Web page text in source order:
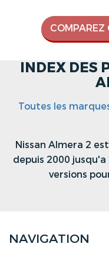
COMPAREZ
INDEX DES
Toutes les
Nissan Almera 2
depuis 2000
versions
NAVIGATION